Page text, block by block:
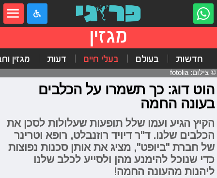
מגזין
חדשות בעולם בעלי חיים דעות מגזין
© צילום: fotolia
הוט דוג: כך תשמרו על הכלבים
בעונה החמה
הקיץ הגיע ועמו שלל תופעות שעלולות לסכן את
הכלבים שלנו. ד"ר דיויד רוזנבלט, רופא וטרינר
של חברת "ביופט", מציג את אותן סכנות נפוצות
כדי שנוכל להימנע מהן ולסייע לכלב שלנו
ליהנות מהעונה החמה!